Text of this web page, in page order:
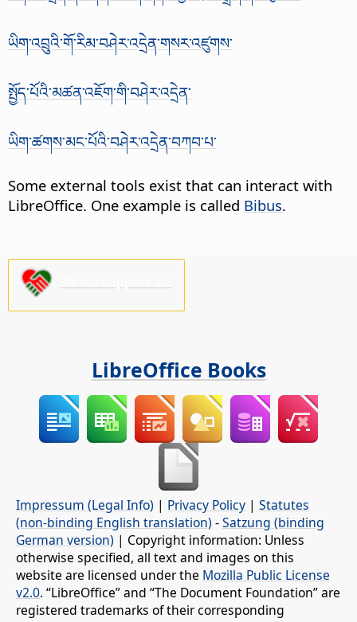
ཡིག་འབྲུའི་གོ་རིམ་བཤེར་འདྲེན་གསར་འཛུགས་
སྤྱོད་པོའི་མཚན་འཇོག་གི་བཤེར་འདྲེན་
ཡིག་ཚགས་མང་པོའི་བཤེར་འདྲེན་བཀབ་པ་
Some external tools exist that can interact with
LibreOffice. One example is called Bibus.
LibreOffice Books
Impressum (Legal Info) | Privacy Policy | Statutes
(non-binding English translation) -Satzung (binding
German version) | Copyright information: Unless
otherwise specified, all text and images on this
website are licensed under the Mozilla Public License
v2.0. “LibreOffice” and “The Document Foundation” are
registered trademarks of their corresponding